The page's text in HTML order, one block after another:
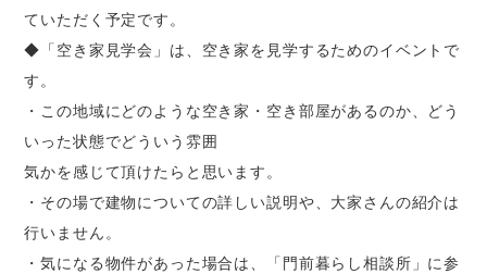
ていただく予定です。
◆「空き家見学会」は、空き家を見学するためのイベントで
す。
・この地域にどのような空き家・空き部屋があるのか、どう
いった状態でどういう雰囲
気かを感じて頂けたらと思います。
・その場で建物についての詳しい説明や、大家さんの紹介は
行いません。
・気になる物件があった場合は、「門前暮らし相談所」に参